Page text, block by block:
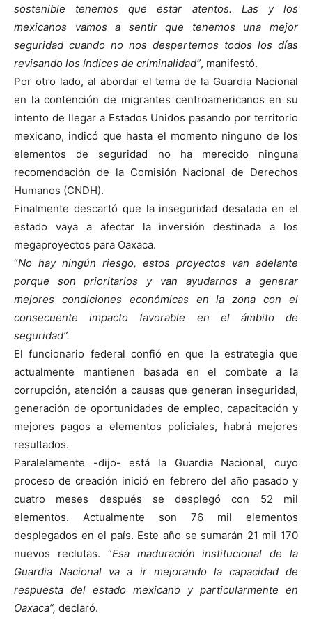
sostenible tenemos que estar atentos. Las y los
mexicanos vamos a sentir que tenemos una mejor
seguridad cuando no nos despertemos todos los días
revisando los índices de criminalidad”, manifestó.
Por otro lado, al abordar el tema de la Guardia Nacional
en la contención de migrantes centroamericanos en su
intento de llegar a Estados Unidos pasando por territorio
mexicano, indicó que hasta el momento ninguno de los
elementos de seguridad no ha merecido ninguna
recomendación de la Comisión Nacional de Derechos
Humanos (CNDH).
Finalmente descartó que la inseguridad desatada en el
estado vaya a afectar la inversión destinada a los
megaproyectos para Oaxaca.
“No hay ningún riesgo, estos proyectos van adelante
porque son prioritarios y van ayudarnos a generar
mejores condiciones económicas en la zona con el
consecuente impacto favorable en el ámbito de
seguridad”.
El funcionario federal confió en que la estrategia que
actualmente mantienen basada en el combate a la
corrupción, atención a causas que generan inseguridad,
generación de oportunidades de empleo, capacitación y
mejores pagos a elementos policiales, habrá mejores
resultados.
Paralelamente -dijo- está la Guardia Nacional, cuyo
proceso de creación inició en febrero del año pasado y
cuatro meses después se desplegó con 52 mil
elementos. Actualmente son 76 mil elementos
desplegados en el país. Este año se sumarán 21 mil 170
nuevos reclutas. “Esa maduración institucional de la
Guardia Nacional va a ir mejorando la capacidad de
respuesta del estado mexicano y particularmente en
Oaxaca”, declaró.